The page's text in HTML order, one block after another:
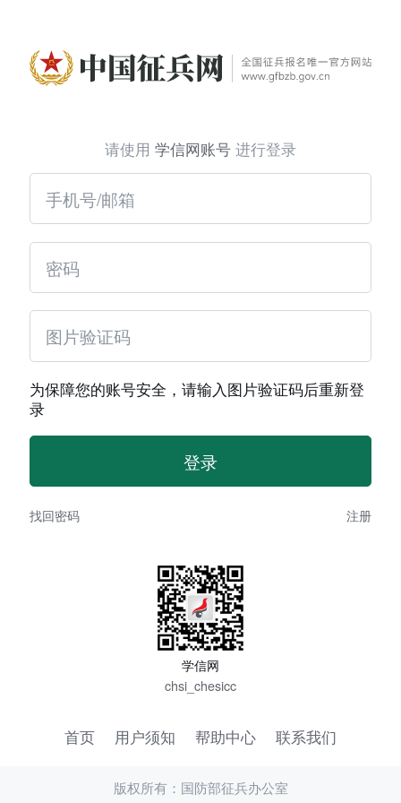
请使用 学信网账号 进行登录
为保障您的账号安全，请输入图片验证码后重新登
录
找回密码 注册
学信网
chsi_chesicc
首页 用户须知 帮助中心 联系我们
版权所有：国防部征兵办公室